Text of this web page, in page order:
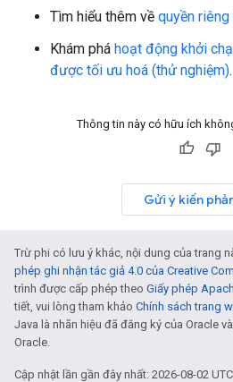
Tìm hiểu thêm về quyền
Khám phá hoạt động khởi
được tối ưu hoá (thử nghiệm).
Thông tin này có hữu ích
Gửi ý kiến
Trừ phi có lưu ý khác, nội dung của trang
phép ghi nhận tác giả 4.0 của Creative
trình được cấp phép theo Giấy phép
tiết, vui lòng tham khảo Chính sách trang
Java là nhãn hiệu đã đăng ký của Oracle
Oracle.
Cập nhật lần gần đây nhất: 2026-08-02